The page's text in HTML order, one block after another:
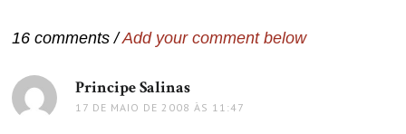
16 comments /Add your comment below
Principe Salinas
17 DE MAIO DE 2008 ÀS 11:47